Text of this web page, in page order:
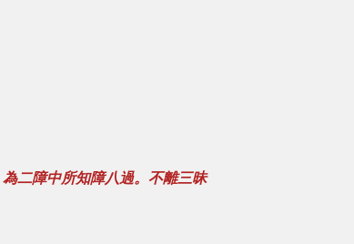
二障中所知障八過。不離三昧